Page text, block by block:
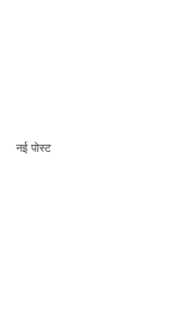
नई पोस्ट